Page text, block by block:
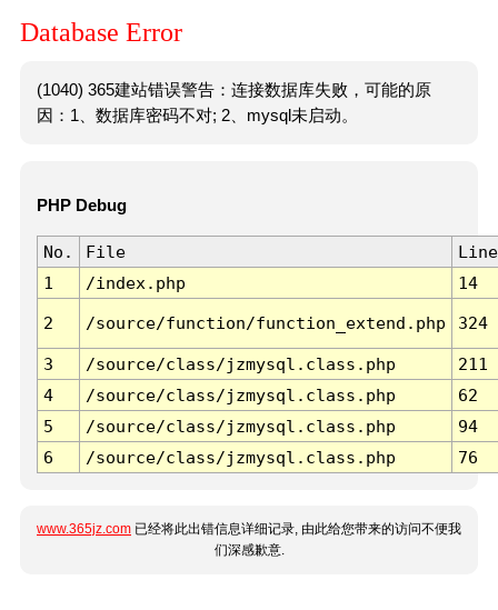
Database Error
(1040) 365建站错误警告：连接数据库失败，可能的原
因：1、数据库密码不对; 2、mysql未启动。
PHP Debug
No. File
Line
1
/index.php 14
2 /source/function/function_extend.php 324
3 /source/class/jzmysql.class.php
211
4
/source/class/jzmysql.class.php
62
5
/source/class/jzmysql.class.php
94
6
/source/class/jzmysql.class.php 76
www.365jz.com 已经将此出错信息详细记录, 由此给您带来的访问不便我
们深感歉意.